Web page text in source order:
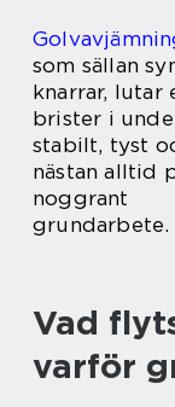
som sällan
knarrar, lutar
brister i
stabilt, tyst
nästan alltid
noggrant
grundarbete.
Vad
varför